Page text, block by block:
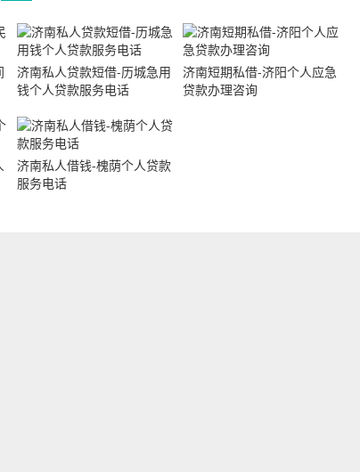
济南私人贷款短借-历城急用
钱个人贷款服务电话
济南短期私借-济阳个人应急
贷款办理咨询
济南私人借钱-槐荫个人贷款
服务电话